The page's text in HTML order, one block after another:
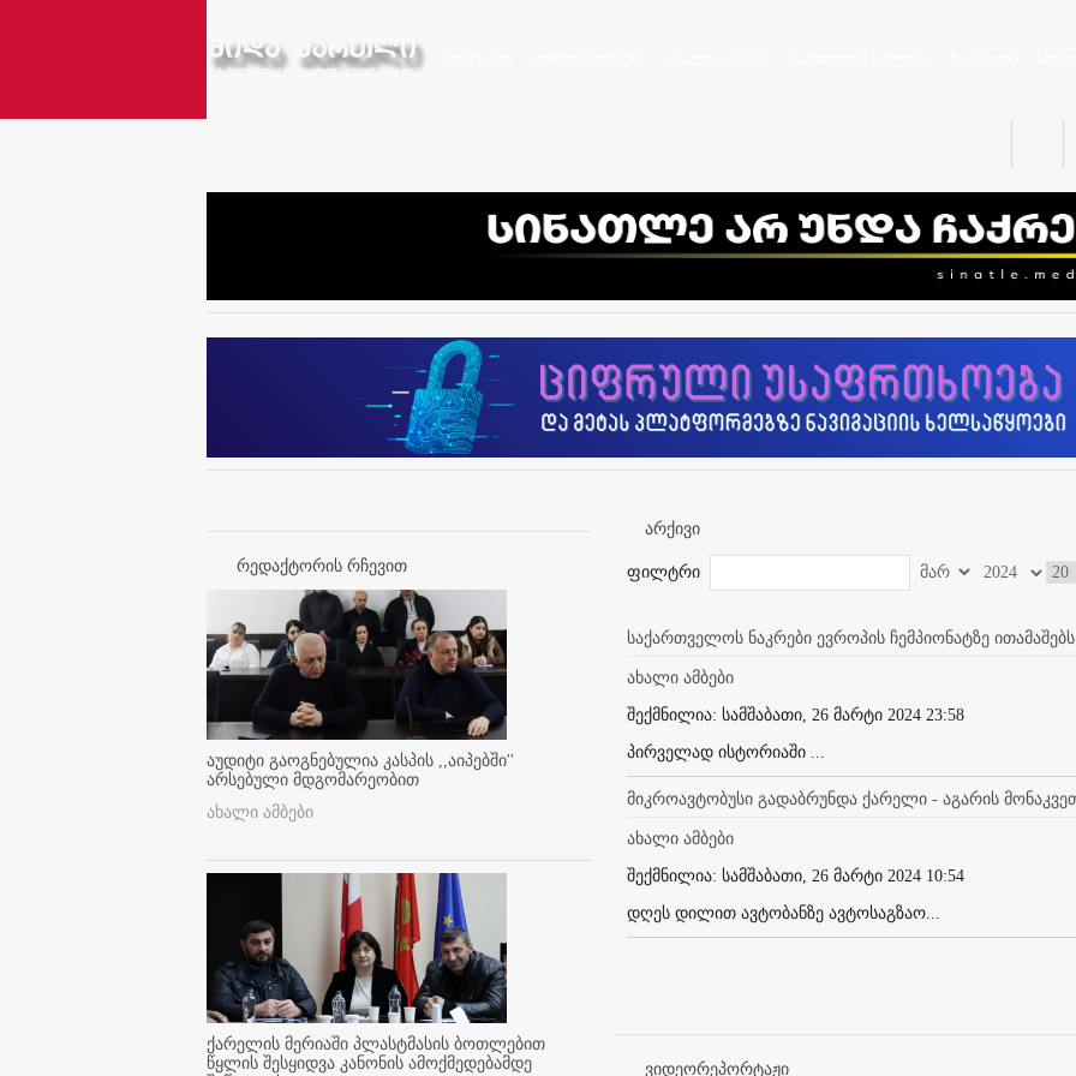
რედაქტორის რჩევით
აუდიტი გაოგნებულია კასპის ,,აიპებში''
არსებული მდგომარეობით
ახალი ამბები
ქარელის მერიაში პლასტმასის ბოთლებით
წყლის შესყიდვა კანონის ამოქმედებამდე
არქივი
ფილტრი
საქართველოს ნაკრები ევროპის ჩემპიონატზე ითამაშებს
ახალი ამბები
შექმნილია: სამშაბათი, 26 მარტი 2024 23:58
პირველად ისტორიაში ...
მიკროავტობუსი გადაბრუნდა ქარელი - აგარის
ახალი ამბები
შექმნილია: სამშაბათი, 26 მარტი 2024 10:54
დღეს დილით ავტობანზე ავტოსაგზაო...
ვიდეორეპორტაჟი